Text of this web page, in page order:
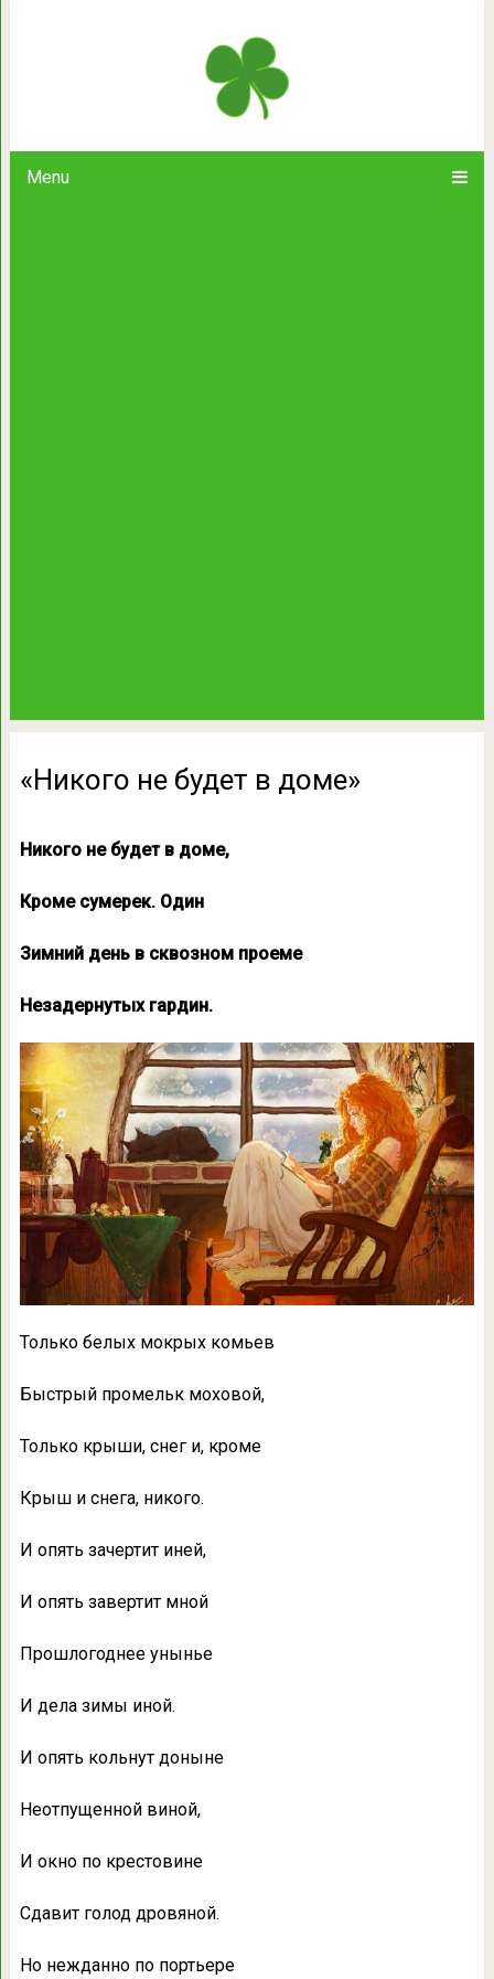
Menu
«Никого не будет в доме»
Никого не будет в доме,
Кроме сумерек. Один
Зимний день в сквозном проеме
Незадернутых гардин.
Только белых мокрых комьев
Быстрый промельк моховой,
Только крыши, снег и, кроме
Крыш и снега, никого.
И опять зачертит иней,
И опять завертит мной
Прошлогоднее унынье
И дела зимы иной.
И опять кольнут доныне
Неотпущенной виной,
И окно по крестовине
Сдавит голод дровяной.
Но нежданно по портьере